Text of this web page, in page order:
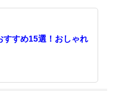
すすめ15選！おしゃれ